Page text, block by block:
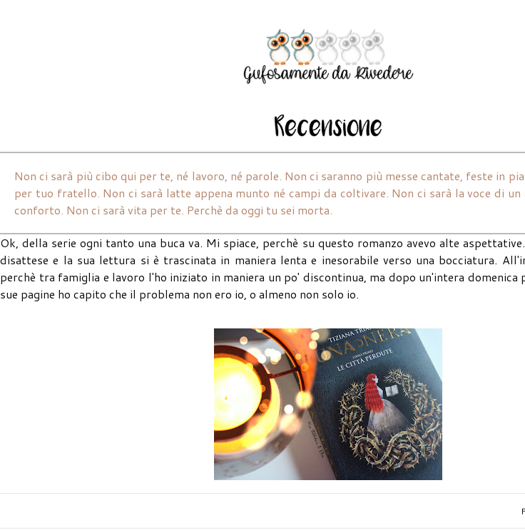
Non ci sarà più cibo qui per te, né lavoro, né parole. Non ci saranno più messe cantate, feste in
per tuo fratello. Non ci sarà latte appena munto né campi da coltivare. Non ci sarà la voce di un
conforto. Non ci sarà vita per te. Perchè da oggi tu sei morta.
Ok, della serie ogni tanto una buca va. Mi spiace, perchè su questo romanzo avevo alte
disattese e la sua lettura si è trascinata in maniera lenta e inesorabile verso una bocciatura.
perchè tra famiglia e lavoro l'ho iniziato in maniera un po' discontinua, ma dopo un'intera domenica
sue pagine ho capito che il problema non ero io, o almeno non solo io.